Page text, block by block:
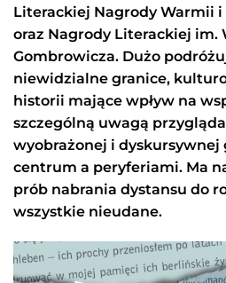
Literackiej Nagrody Warmii i
oraz Nagrody Literackiej im.
Gombrowicza. Dużo
niewidzialne granice,
historii mające wpływ na
szczególną uwagą
wyobrażonej i dyskursywnej
centrum a peryferiami. Ma
prób nabrania dystansu do
wszystkie nieudane.